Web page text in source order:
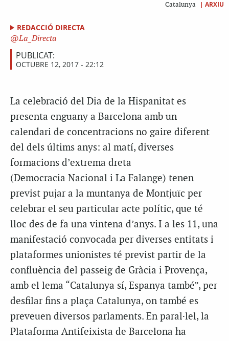
Catalunya
| ARXIU
REDACCIÓ DIRECTA
La_Directa
PUBLICAT:
OCTUBRE 12, 2017 - 22:12
La celebració del Dia de la Hispanitat es
presenta enguany a Barcelona amb un
calendari de concentracions no gaire diferent
del dels últims anys: al matí, diverses
formacions d’extrema dreta
(Democracia Nacional i La Falange) tenen
previst pujar a la muntanya de Montjuïc per
celebrar el seu particular acte polític, que té
lloc des de fa una vintena d’anys. I a les 11, una
manifestació convocada per diverses entitats i
plataformes unionistes té previst partir de la
confluència del passeig de Gràcia i Provença,
amb el lema “Catalunya sí, Espanya també”, per
desfilar fins a plaça Catalunya, on també es
preveuen diversos parlaments. En paral·lel, la
Plataforma Antifeixista de Barcelona ha